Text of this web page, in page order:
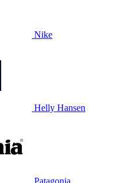
Nike
Helly Hansen
Patagonia